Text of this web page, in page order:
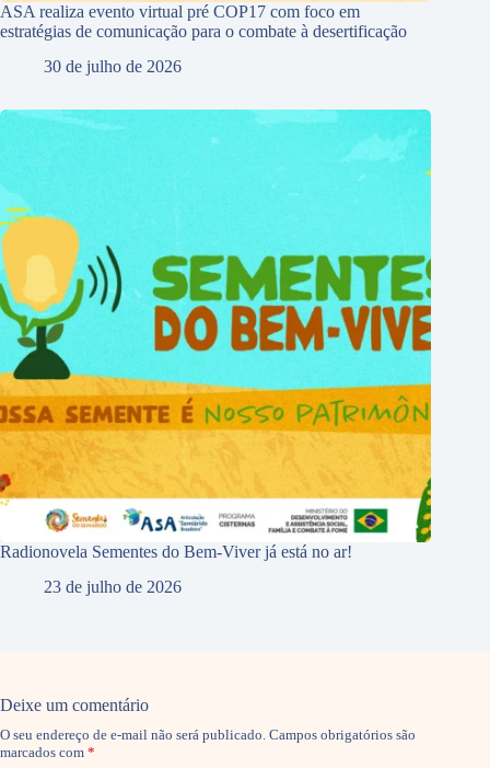
ASA realiza evento virtual pré COP17 com foco em
estratégias de comunicação para o combate à desertificação
30 de julho de 2026
Radionovela Sementes do Bem-Viver já está no ar!
23 de julho de 2026
Deixe um comentário
O seu endereço de e-mail não será publicado. Campos obrigatórios são
marcados com *